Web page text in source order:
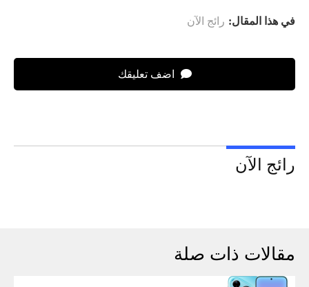
في هذا المقال: رائج الآن
اضف تعليقك
رائج الآن
مقالات ذات صلة